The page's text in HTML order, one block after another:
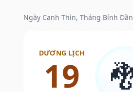
Ngày Canh Thìn, Tháng Bính
DƯƠNG LỊCH
19